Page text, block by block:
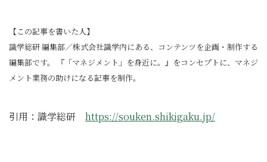
【この記事を書いた人】
識学総研 編集部／株式会社識学内にある、コンテンツを企画・制作する
編集部です。 『「マネジメント」を身近に。』をコンセプトに、マネジ
メント業務の助けになる記事を制作。
引用：識学総研 https://souken.shikigaku.jp/